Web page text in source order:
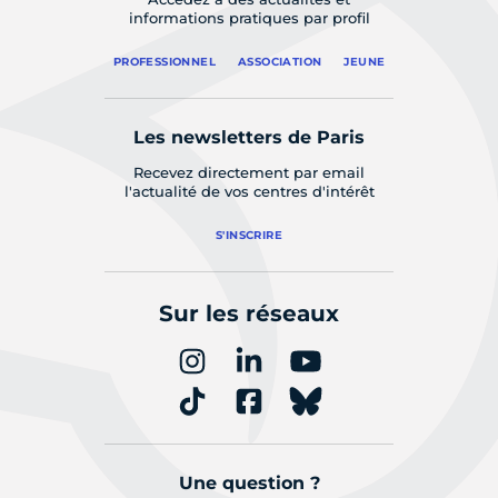
informations pratiques par profil
PROFESSIONNEL ASSOCIATION JEUNE
Les newsletters de Paris
Recevez directement par email
l'actualité de vos centres d'intérêt
S'INSCRIRE
Sur les réseaux
Une question ?